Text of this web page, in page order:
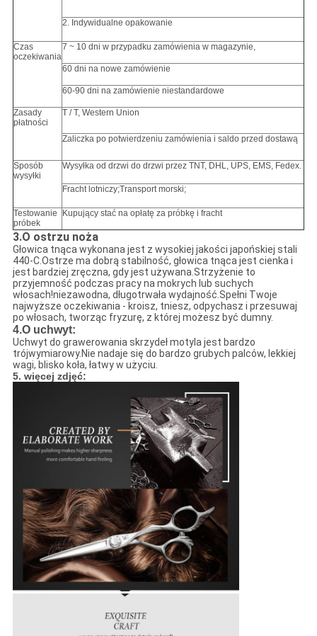
2. Indywidualne opakowanie
Czas
oczekiwania
7 ~ 10 dni w przypadku zamówienia w magazynie,
60 dni na nowe zamówienie
60-90 dni na zamówienie niestandardowe
Zasady
płatności
T / T, Western Union
Zaliczka po potwierdzeniu zamówienia i saldo przed dostawą
Sposób
wysyłki
Wysyłka od drzwi do drzwi przez TNT, DHL, UPS, EMS, Fedex.
Fracht lotniczy;Transport morski;
Testowanie
próbek
Kupujący stać na opłatę za próbkę i fracht
3.O ostrzu noża
Głowica tnąca wykonana jest z wysokiej jakości japońskiej stali
440-C.Ostrze ma dobrą stabilność, głowica tnąca jest cienka i
jest bardziej zręczna, gdy jest używana.Strzyżenie to
przyjemność podczas pracy na mokrych lub suchych
włosach!niezawodna, długotrwała wydajność.Spełni Twoje
najwyższe oczekiwania - kroisz, tniesz, odpychasz i przesuwaj
po włosach, tworząc fryzurę, z której możesz być dumny.
4.O uchwyt:
Uchwyt do grawerowania skrzydeł motyla jest bardzo
trójwymiarowy.Nie nadaje się do bardzo grubych palców, lekkiej
wagi, blisko koła, łatwy w użyciu.
5. więcej zdjęć: